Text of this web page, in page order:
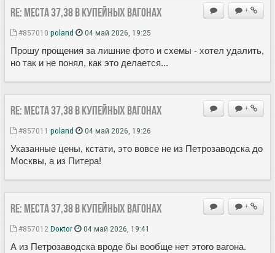
+
Re: Места 37,38 в купейных вагонах
#857010 poland 04 май 2026, 19:25
Прошу прощения за лишние фото и схемы - хотел удалить,
но так и не понял, как это делается...
+
Re: Места 37,38 в купейных вагонах
#857011 poland 04 май 2026, 19:26
Указанные цены, кстати, это вовсе не из Петрозаводска до
Москвы, а из Питера!
+
Re: Места 37,38 в купейных вагонах
#857012Doкtor 04 май 2026, 19:41
А из Петрозаводска вроде бы вообще нет этого вагона.